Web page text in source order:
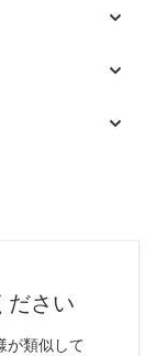
ださい
が類似して